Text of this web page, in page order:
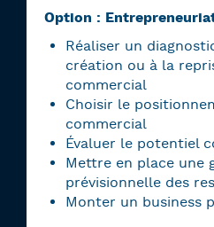
Option :
Réaliser un
création ou à la
commercial
Choisir le
commercial
Évaluer le potentiel
Mettre en place une
prévisionnelle des
Monter un business